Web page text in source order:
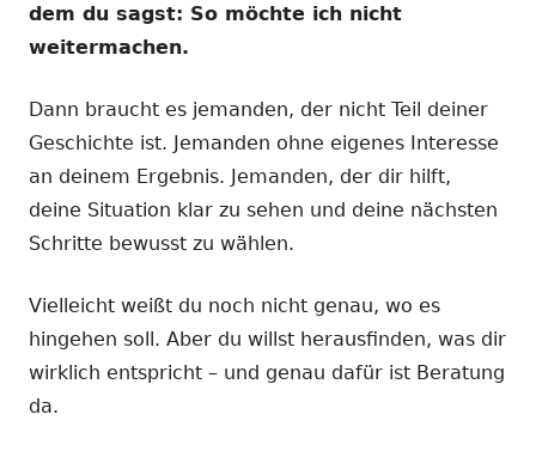
dem du sagst: So möchte ich nicht
weitermachen.
Dann braucht es jemanden, der nicht Teil deiner
Geschichte ist. Jemanden ohne eigenes Interesse
an deinem Ergebnis. Jemanden, der dir hilft,
deine Situation klar zu sehen und deine nächsten
Schritte bewusst zu wählen.
Vielleicht weißt du noch nicht genau, wo es
hingehen soll. Aber du willst herausfinden, was dir
wirklich entspricht – und genau dafür ist Beratung
da.